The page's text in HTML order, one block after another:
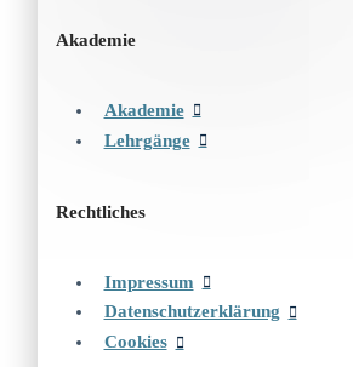
Akademie
Akademie
Lehrgänge
Rechtliches
Impressum
Datenschutzerklärung
Cookies